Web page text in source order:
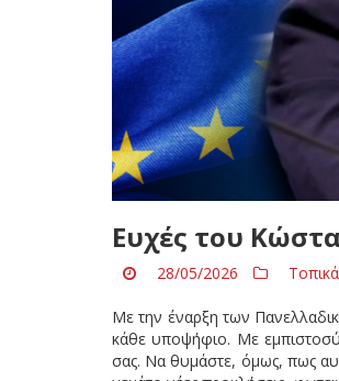
Ευχές του
28/05/2026
Με την έναρξη των
κάθε υποψήφιο. Με
σας. Να θυμάστε, όμως, πως